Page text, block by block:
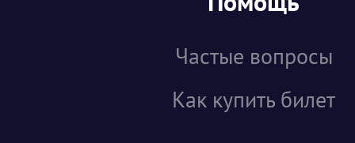
Частые вопросы
Как купить билет